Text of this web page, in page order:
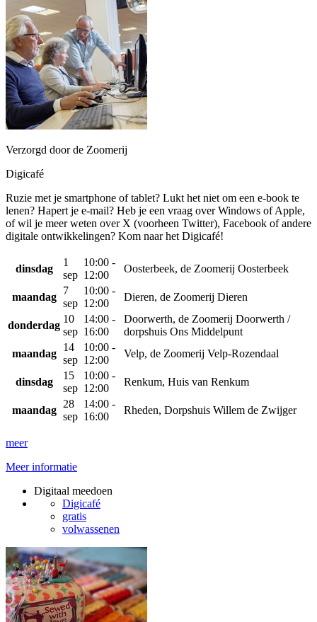
Verzorgd door de Zoomerij
Digicafé
Ruzie met je smartphone of tablet? Lukt het niet om een e-book te
lenen? Hapert je e-mail? Heb je een vraag over Windows of Apple,
of wil je meer weten over X (voorheen Twitter), Facebook of andere
digitale ontwikkelingen? Kom naar het Digicafé!
dinsdag
1
sep
10:00 -
12:00
Oosterbeek, de Zoomerij Oosterbeek
maandag
7
sep
10:00 -
12:00
Dieren, de Zoomerij Dieren
donderdag
10
sep
14:00 -
16:00
Doorwerth, de Zoomerij Doorwerth /
dorpshuis Ons Middelpunt
maandag
14
sep
10:00 -
12:00
Velp, de Zoomerij Velp-Rozendaal
dinsdag
15
sep
10:00 -
12:00
Renkum, Huis van Renkum
maandag
28
sep
14:00 -
16:00
Rheden, Dorpshuis Willem de Zwijger
meer
Meer informatie
Digitaal meedoen
Digicafé
gratis
volwassenen